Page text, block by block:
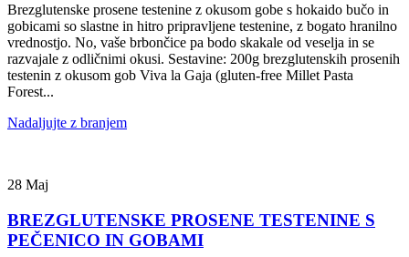
Brezglutenske prosene testenine z okusom gobe s hokaido bučo in
gobicami so slastne in hitro pripravljene testenine, z bogato hranilno
vrednostjo. No, vaše brbončice pa bodo skakale od veselja in se
razvajale z odličnimi okusi. Sestavine: 200g brezglutenskih prosenih
testenin z okusom gob Viva la Gaja (gluten-free Millet Pasta
Forest...
Nadaljujte z branjem
28 Maj
BREZGLUTENSKE PROSENE TESTENINE S
PEČENICO IN GOBAMI